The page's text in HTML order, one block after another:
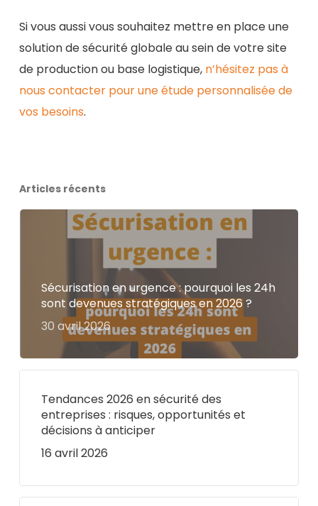
Si vous aussi vous souhaitez mettre en place une
solution de sécurité globale au sein de votre site
de production ou base logistique, n’hésitez pas à
nous contacter pour une étude personnalisée de
vos besoins.
Articles récents
Sécurisation en urgence : pourquoi les 24h
sont devenues stratégiques en 2026 ?
30 avril 2026
Tendances 2026 en sécurité des
entreprises : risques, opportunités et
décisions à anticiper
16 avril 2026